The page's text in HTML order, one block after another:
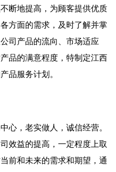
断地提高，为顾客提供优质
方面的需求，及时了解并掌
司产品的流向、市场适应
品的满意程度，特制定江西
品服务计划。
心，老实做人，诚信经营。
效益的提高，一定程度上取
前和未来的需求和期望，通